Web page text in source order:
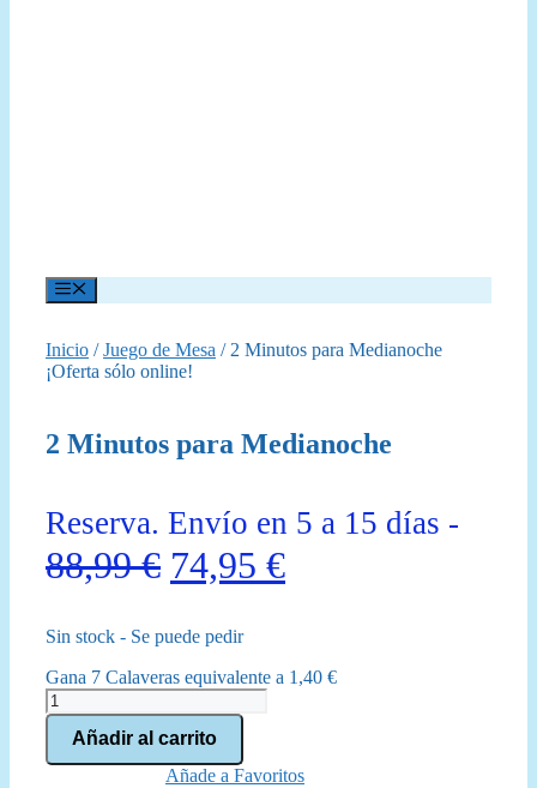
Menú
Inicio /Juego de Mesa / 2 Minutos para Medianoche
¡Oferta sólo online!
2 Minutos para Medianoche
Reserva. Envío en 5 a 15 días -
88,99€ El
original
era:
88,99 €.
74,95 €El
es:
Sin stock - Se puede pedir
Gana 7 Calaveras equivalente a 1,40 €
2
Minutos
para
Medianoche
Añadir al carrito
Añade a Favoritos